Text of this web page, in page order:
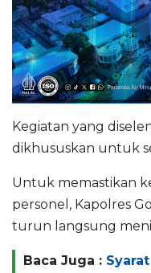
Kegiatan yang
dikhususkan untuk
Untuk memastikan
personel, Kapolres
turun langsung
Baca Juga :